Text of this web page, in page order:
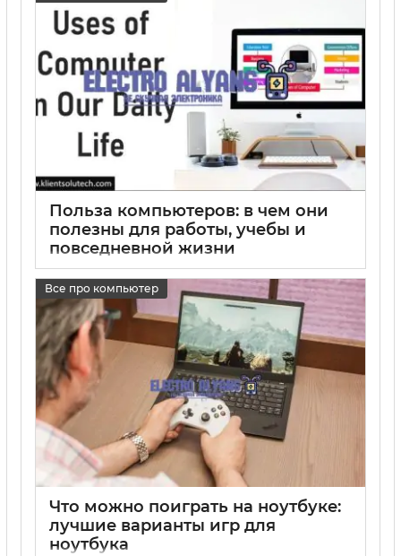
Польза компьютеров: в чем они
полезны для работы, учебы и
повседневной жизни
Все про компьютер
Что можно поиграть на ноутбуке:
лучшие варианты игр для
ноутбука